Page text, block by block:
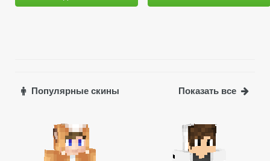
Популярные скины Показать все